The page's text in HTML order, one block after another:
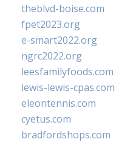
theblvd-boise.com
fpet2023.org
e-smart2022.org
ngrc2022.org
leesfamilyfoods.com
lewis-lewis-cpas.com
eleontennis.com
cyetus.com
bradfordshops.com